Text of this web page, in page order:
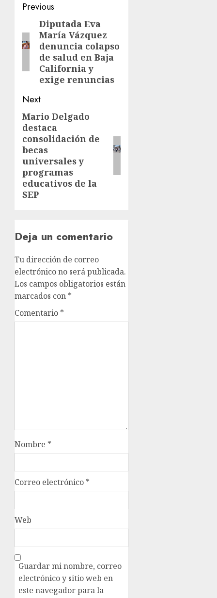
Previous
Diputada Eva
María Vázquez
denuncia colapso
de salud en Baja
California y
exige renuncias
Next
Mario Delgado
destaca
consolidación de
becas
universales y
programas
educativos de la
SEP
Deja un comentario
Tu dirección de correo
electrónico no será publicada.
Los campos obligatorios están
marcados con *
Comentario *
Nombre *
Correo electrónico *
Web
Guardar mi nombre, correo
electrónico y sitio web en
este navegador para la